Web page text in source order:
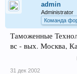
admin
Administrator
Команда
Таможенные
вс - вых. Москва,
31 дек 2002